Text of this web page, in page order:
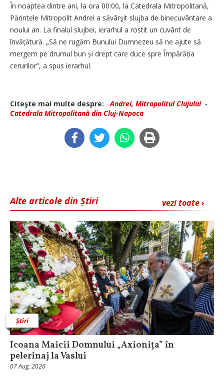
În noaptea dintre ani, la ora 00:00, la Catedrala Mitropolitană,
Părintele Mitropolit Andrei a săvârşit slujba de binecuvântare a
noului an. La finalul slujbei, ierarhul a rostit un cuvânt de
învățătură. „Să ne rugăm Bunului Dumnezeu să ne ajute să
mergem pe drumul bun și drept care duce spre Împărăția
cerurilor”, a spus ierarhul.
Citeşte mai multe despre: Andrei, Mitropolitul Clujului-
Catedrala Mitropolitană din Cluj-Napoca
vezi toate ›
Alte articole din Știri
Știri
Icoana Maicii Domnului „Axionița” în
pelerinaj la Vaslui
07 Aug, 2026